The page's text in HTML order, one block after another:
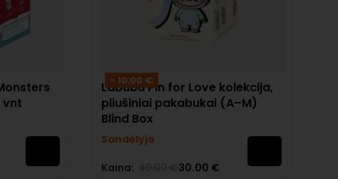
vnt
- 10.00 €
Labubu Pin for Love kolekcija,
pliušiniai pakabukai (A–M)
Blind Box
Sandėlyje
Įvertinimas:
Kaina: 30.00 €